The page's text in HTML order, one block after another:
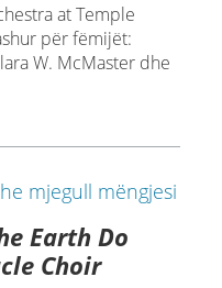
at Temple
për fëmijët:
W. McMaster dhe
Earth Do
Choir